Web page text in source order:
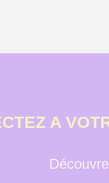
A